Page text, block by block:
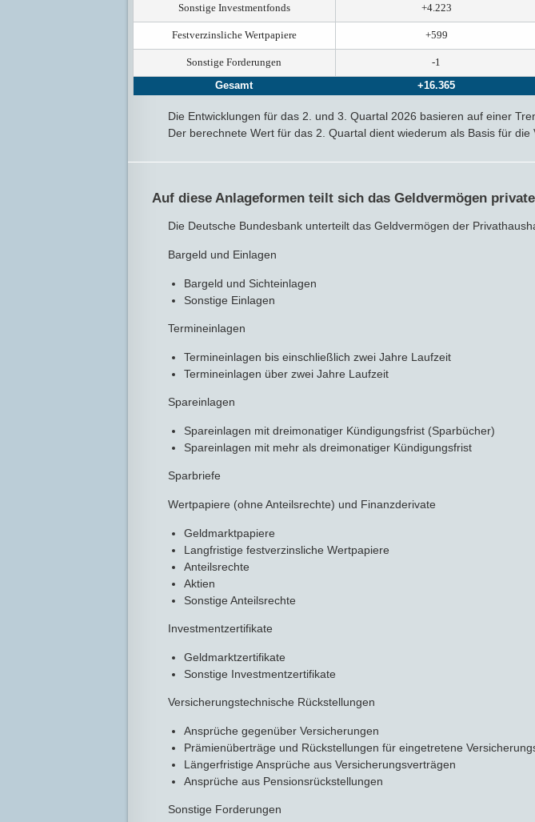
Sonstige Investmentfonds +4.223
Festverzinsliche Wertpapiere +599
Sonstige Forderungen -1
Gesamt +16.365
Die Entwicklungen für das 2. und 3. Quartal 2026 basieren auf einer
Der berechnete Wert für das 2. Quartal dient wiederum als Basis für die
Auf diese Anlageformen teilt sich das Geldvermögen
Die Deutsche Bundesbank unterteilt das Geldvermögen der
Bargeld und Einlagen
Bargeld und Sichteinlagen
Sonstige Einlagen
Termineinlagen
Termineinlagen bis einschließlich zwei Jahre Laufzeit
Termineinlagen über zwei Jahre Laufzeit
Spareinlagen
Spareinlagen mit dreimonatiger Kündigungsfrist (Sparbücher)
Spareinlagen mit mehr als dreimonatiger Kündigungsfrist
Sparbriefe
Wertpapiere (ohne Anteilsrechte) und Finanzderivate
Geldmarktpapiere
Langfristige festverzinsliche Wertpapiere
Anteilsrechte
Aktien
Sonstige Anteilsrechte
Investmentzertifikate
Geldmarktzertifikate
Sonstige Investmentzertifikate
Versicherungstechnische Rückstellungen
Ansprüche gegenüber Versicherungen
Prämienüberträge und Rückstellungen für eingetretene
Längerfristige Ansprüche aus Versicherungsverträgen
Ansprüche aus Pensionsrückstellungen
Sonstige Forderungen